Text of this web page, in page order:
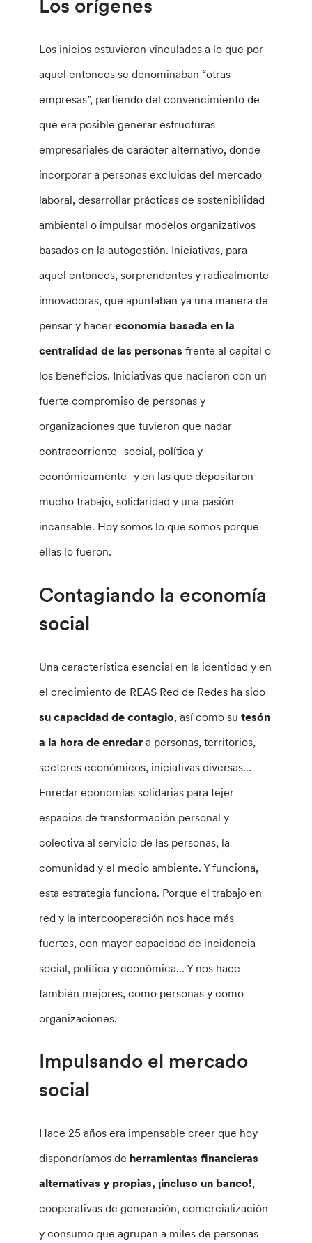
Los orígenes
Los inicios estuvieron vinculados a lo que por
aquel entonces se denominaban “otras
empresas”, partiendo del convencimiento de
que era posible generar estructuras
empresariales de carácter alternativo, donde
incorporar a personas excluidas del mercado
laboral, desarrollar prácticas de sostenibilidad
ambiental o impulsar modelos organizativos
basados en la autogestión. Iniciativas, para
aquel entonces, sorprendentes y radicalmente
innovadoras, que apuntaban ya una manera de
pensar y hacereconomía basada en la
centralidad de las personas frente al capital o
los beneficios. Iniciativas que nacieron con un
fuerte compromiso de personas y
organizaciones que tuvieron que nadar
contracorriente -social, política y
económicamente- y en las que depositaron
mucho trabajo, solidaridad y una pasión
incansable. Hoy somos lo que somos porque
ellas lo fueron.
Contagiando la economía
social
Una característica esencial en la identidad y en
el crecimiento de REAS Red de Redes ha sido
su capacidad de contagio, así como sutesón
a la hora de enredar a personas, territorios,
sectores económicos, iniciativas diversas…
Enredar economías solidarias para tejer
espacios de transformación personal y
colectiva al servicio de las personas, la
comunidad y el medio ambiente. Y funciona,
esta estrategia funciona. Porque el trabajo en
red y la intercooperación nos hace más
fuertes, con mayor capacidad de incidencia
social, política y económica… Y nos hace
también mejores, como personas y como
organizaciones.
Impulsando el mercado
social
Hace 25 años era impensable creer que hoy
dispondríamos de herramientas financieras
alternativas y propias, ¡incluso un banco!,
cooperativas de generación, comercialización
y consumo que agrupan a miles de personas